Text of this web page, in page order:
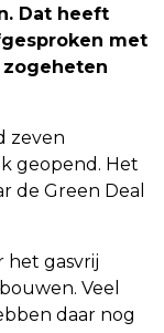
Dat heeft
met
zeven
geopend. Het
de Green Deal
het gasvrij
Veel
daar nog